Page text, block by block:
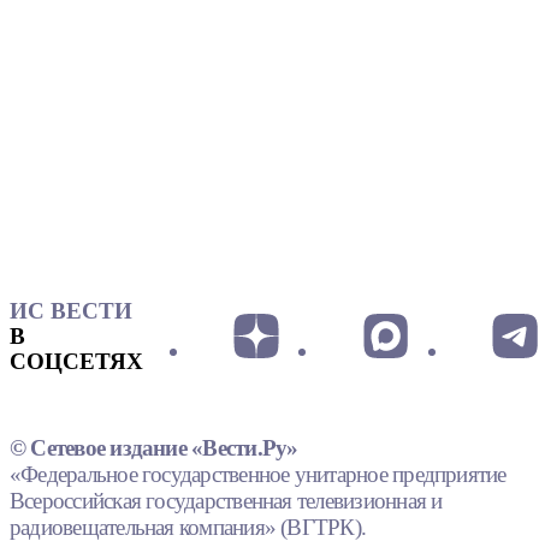
ИС ВЕСТИ
В
СОЦСЕТЯХ
© Сетевое издание «Вести.Ру»
«Федеральное государственное унитарное предприятие
Всероссийская государственная телевизионная и
радиовещательная компания» (ВГТРК).